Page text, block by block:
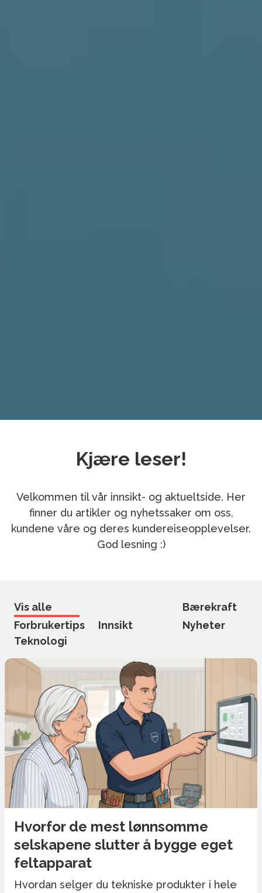
Kjære leser!
Velkommen til vår innsikt- og aktueltside. Her
finner du artikler og nyhetssaker om oss,
kundene våre og deres kundereiseopplevelser.
God lesning :)
Vis alle
Bærekraft
Forbrukertips
Innsikt
Nyheter
Teknologi
Hvorfor de mest lønnsomme
selskapene slutter å bygge eget
feltapparat
Hvordan selger du tekniske produkter i hele